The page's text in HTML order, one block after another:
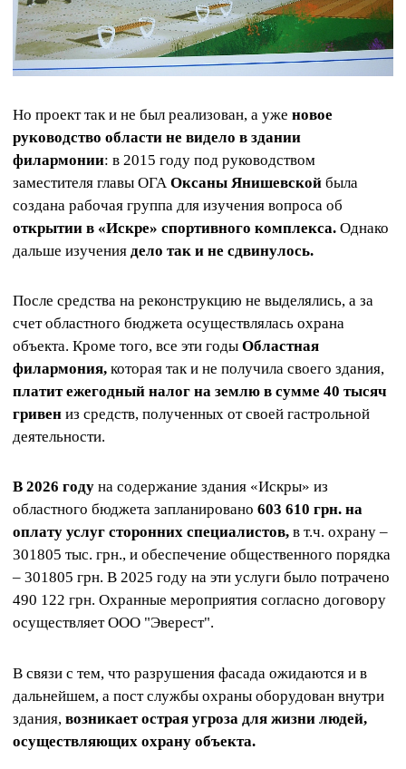
Но проект так и не был реализован, а уже новое
руководство области не видело в здании
филармонии: в 2015 году под руководством
заместителя главы ОГА Оксаны Янишевской была
создана рабочая группа для изучения вопроса об
открытии в «Искре» спортивного комплекса. Однако
дальше изучения дело так и не сдвинулось.
После средства на реконструкцию не выделялись, а за
счет областного бюджета осуществлялась охрана
объекта. Кроме того, все эти годы Областная
филармония, которая так и не получила своего здания,
платит ежегодный налог на землю в сумме 40 тысяч
гривен из средств, полученных от своей гастрольной
деятельности.
В 2026 году на содержание здания «Искры» из
областного бюджета запланировано 603 610 грн. на
оплату услуг сторонних специалистов, в т.ч. охрану –
301805 тыс. грн., и обеспечение общественного порядка
– 301805 грн. В 2025 году на эти услуги было потрачено
490 122 грн. Охранные мероприятия согласно договору
осуществляет ООО "Эверест".
В связи с тем, что разрушения фасада ожидаются и в
дальнейшем, а пост службы охраны оборудован внутри
здания, возникает острая угроза для жизни людей,
осуществляющих охрану объекта.